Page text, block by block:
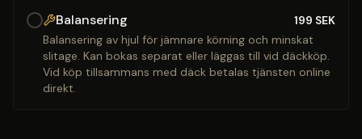
Balansering 199 SEK
Balansering av hjul för jämnare körning och minskat
slitage. Kan bokas separat eller läggas till vid däckköp.
Vid köp tillsammans med däck betalas tjänsten online
direkt.